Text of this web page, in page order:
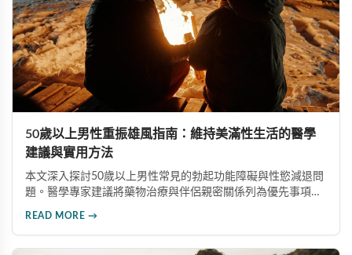
50歲以上男性重振雄風指南：維持美滿性生活的醫學
建議與實用方法
本文深入探討50歲以上男性常見的勃起功能障礙與性慾減退問
題。醫學專家建議將藥物治療與伴侶親密關係列為優先事項，
READ MORE →